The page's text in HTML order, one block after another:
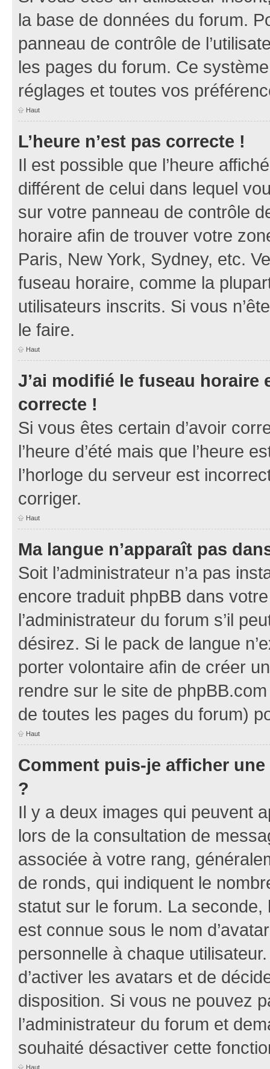
la base de données du forum.
panneau de contrôle de
les pages du forum. Ce
réglages et toutes vos
Haut
L’heure n’est pas correcte !
Il est possible que l’heure
différent de celui dans lequel
sur votre panneau de contrôle
horaire afin de trouver votre
Paris, New York, Sydney, etc.
fuseau horaire, comme la
utilisateurs inscrits. Si vous
le faire.
Haut
J’ai modifié le fuseau horaire
correcte !
Si vous êtes certain d’avoir
l’heure d’été mais que l’heure
l’horloge du serveur est
corriger.
Haut
Ma langue n’apparaît pas
Soit l’administrateur n’a pas
encore traduit phpBB dans
l’administrateur du forum s’il
désirez. Si le pack de langue
porter volontaire afin de créer
rendre sur le site de
de toutes les pages du forum)
Haut
Comment puis-je afficher
?
Il y a deux images qui peuvent
lors de la consultation de
associée à votre rang,
de ronds, qui indiquent le
statut sur le forum. La
est connue sous le nom
personnelle à chaque
d’activer les avatars et de
disposition. Si vous ne pouvez
l’administrateur du forum et
souhaité désactiver cette
Haut